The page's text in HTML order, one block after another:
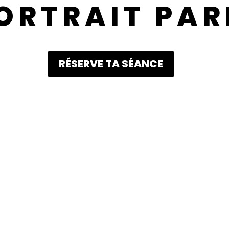
RÉSERVE TA SÉANCE